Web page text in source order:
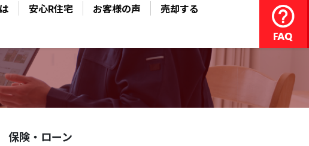
安心R住宅 お客様の声 売却する
保険・ローン